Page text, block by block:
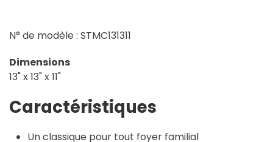
N° de modèle : STMC131311
Dimensions
13" x 13" x 11"
Caractéristiques
Un classique pour tout foyer familial